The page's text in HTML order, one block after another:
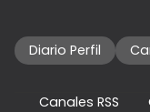
Diario Perfil
Canales RSS